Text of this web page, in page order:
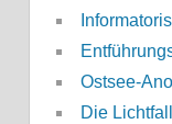
Ostsee-
Die